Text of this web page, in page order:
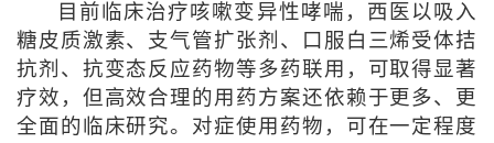
目前临床治疗咳嗽变异性哮喘，西医以吸入
糖皮质激素、支气管扩张剂、口服白三烯受体拮
抗剂、抗变态反应药物等多药联用，可取得显著
疗效，但高效合理的用药方案还依赖于更多、更
全面的临床研究。对症使用药物，可在一定程度